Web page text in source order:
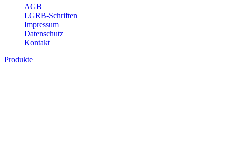
AGB
LGRB-Schriften
Impressum
Datenschutz
Kontakt
Produkte